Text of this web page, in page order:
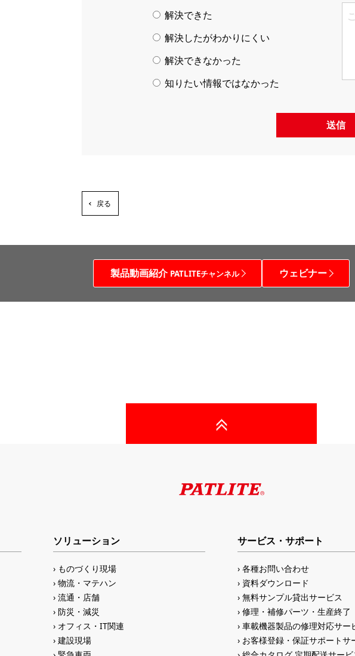
解決できた
解決したがわかりにくい
解決できなかった
知りたい情報ではなかった
送信
戻る
製品動画紹介 PATLITEチャンネル ウェビナー
ソリューション
ものづくり現場
物流・マテハン
流通・店舗
防災・減災
オフィス・IT関連
建設現場
サービス・サポート
各種お問い合わせ
資料ダウンロード
無料サンプル貸出サービス
修理・補修パーツ・生産終了
車載機器製品の修理対応サー
お客様登録・保証サポートサ